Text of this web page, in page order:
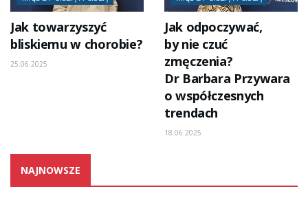
Jak towarzyszyć
bliskiemu w chorobie?
25.06.2025
Jak odpoczywać,
by nie czuć
zmęczenia?
Dr Barbara Przywara
o współczesnych
trendach
18.06.2025
NAJNOWSZE